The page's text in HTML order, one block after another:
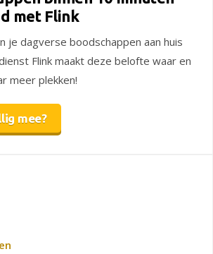
met Flink
je dagverse boodschappen aan huis
Flink maakt deze belofte waar en
meer plekken!
mee?